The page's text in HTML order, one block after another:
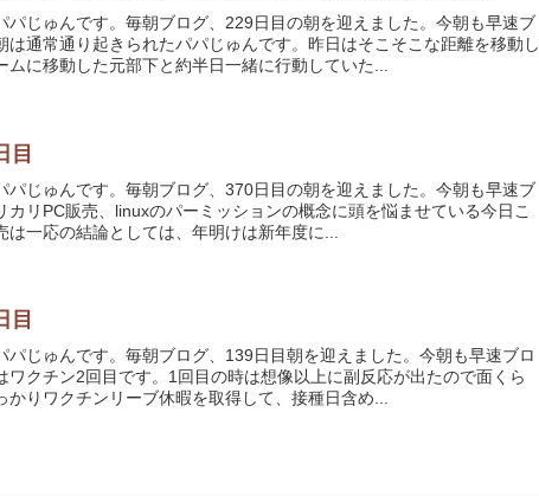
パじゅんです。毎朝ブログ、229日目の朝を迎えました。今朝も早速ブ
は通常通り起きられたパパじゅんです。昨日はそこそこな距離を移動し
ムに移動した元部下と約半日一緒に行動していた...
目
パじゅんです。毎朝ブログ、370日目の朝を迎えました。今朝も早速ブ
カリPC販売、linuxのパーミッションの概念に頭を悩ませている今日こ
一応の結論としては、年明けは新年度に...
目
パじゅんです。毎朝ブログ、139日目朝を迎えました。今朝も早速ブロ
ワクチン2回目です。1回目の時は想像以上に副反応が出たので面くら
かりワクチンリーブ休暇を取得して、接種日含め...